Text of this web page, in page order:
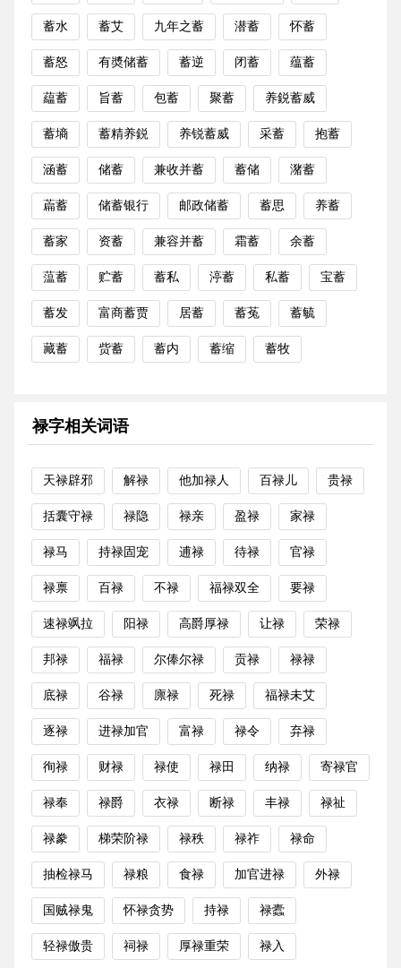
蓄水 蓄艾 九年之蓄 潜蓄 怀蓄
蓄怒 有奬储蓄 蓄逆 闭蓄 蕴蓄
藴蓄 旨蓄 包蓄 聚蓄 养鋭蓄威
蓄墒 蓄精养鋭 养锐蓄威 采蓄 抱蓄
涵蓄 储蓄 兼收并蓄 蓄储 潴蓄
萹蓄 储蓄银行 邮政储蓄 蓄思 养蓄
蓄家 资蓄 兼容并蓄 霜蓄 余蓄
蕰蓄 贮蓄 蓄私 渟蓄 私蓄 宝蓄
蓄发 富商蓄贾 居蓄 蓄菟 蓄毓
藏蓄 赀蓄 蓄内 蓄缩 蓄牧
禄字相关词语
天禄辟邪 解禄 他加禄人 百禄儿 贵禄
括囊守禄 禄隐 禄亲 盈禄 家禄
禄马 持禄固宠 逋禄 待禄 官禄
禄禀 百禄 不禄 福禄双全 要禄
速禄飒拉 阳禄 高爵厚禄 让禄 荣禄
邦禄 福禄 尔俸尔禄 贡禄 禄禄
底禄 谷禄 廪禄 死禄 福禄未艾
逐禄 进禄加官 富禄 禄令 弃禄
徇禄 财禄 禄使 禄田 纳禄 寄禄官
禄奉 禄爵 衣禄 断禄 丰禄 禄祉
禄豢 梯荣阶禄 禄秩 禄祚 禄命
抽检禄马 禄粮 食禄 加官进禄 外禄
国贼禄鬼 怀禄贪势 持禄 禄蠹
轻禄傲贵 祠禄 厚禄重荣 禄入